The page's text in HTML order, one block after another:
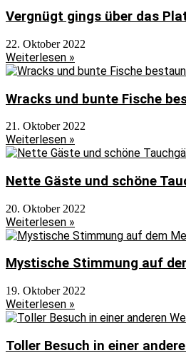
Vergnügt gings über das
22. Oktober 2022
Weiterlesen »
Wracks und bunte Fische
21. Oktober 2022
Weiterlesen »
Nette Gäste und schöne
20. Oktober 2022
Weiterlesen »
Mystische Stimmung auf
19. Oktober 2022
Weiterlesen »
Toller Besuch in einer